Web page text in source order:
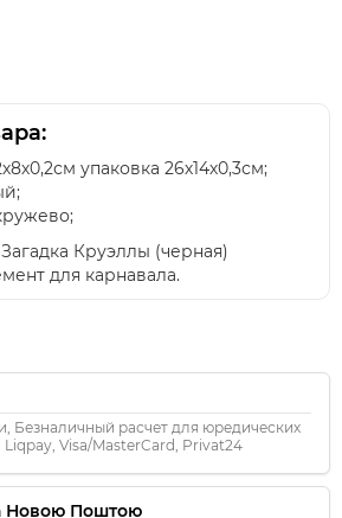
упаковка 26х14х0,3см;
Круэллы (черная)
для карнавала.
Безналичный расчет для юредических
Visa/MasterCard, Privat24
Новою Поштою